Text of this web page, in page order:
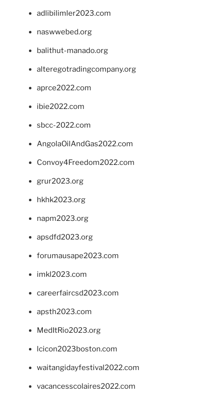
adlibilimler2023.com
naswwebed.org
balithut-manado.org
alteregotradingcompany.org
aprce2022.com
ibie2022.com
sbcc-2022.com
AngolaOilAndGas2022.com
Convoy4Freedom2022.com
grur2023.org
hkhk2023.org
napm2023.org
apsdfd2023.org
forumausape2023.com
imkl2023.com
careerfaircsd2023.com
apsth2023.com
MedItRio2023.org
lcicon2023boston.com
waitangidayfestival2022.com
vacancesscolaires2022.com